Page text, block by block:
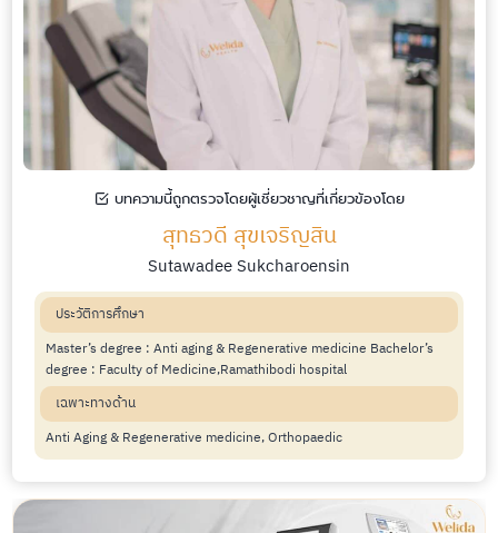
บทความนี้ถูกตรวจโดยผู้เชี่ยวชาญที่เกี่ยวข้องโดย
สุทธวดี สุขเจริญสิน
Sutawadee Sukcharoensin
ประวัติการศึกษา
Master’s degree : Anti aging & Regenerative medicine Bachelor’s
degree : Faculty of Medicine,Ramathibodi hospital
เฉพาะทางด้าน
Anti Aging & Regenerative medicine, Orthopaedic